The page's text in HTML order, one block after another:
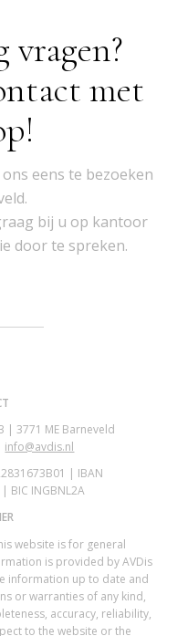
vragen?
met
eens te bezoeken
bij u op kantoor
door te spreken.
| 3771 ME Barneveld
info@avdis.nl
| IBAN
BIC INGBNL2A
website is for general
is provided by AVDis
information up to date and
or warranties of any kind,
accuracy, reliability,
to the website or the